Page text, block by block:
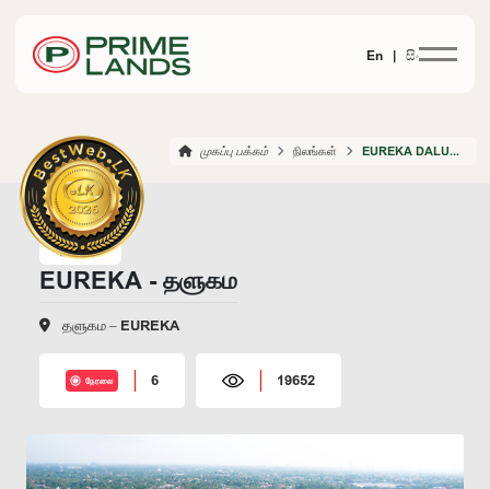
En | සිං
முகப்பு பக்கம் நிலங்கள் EUREKA DALUGAMA
EUREKA - தளுகம
தளுகம – EUREKA
நேரலை 6 19652